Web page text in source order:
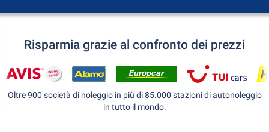
Risparmia grazie al confronto dei prezzi
Oltre 900 società di noleggio in più di 85.000 stazioni di autonoleggio
in tutto il mondo.